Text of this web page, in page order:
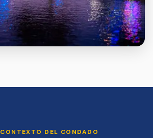
CONTEXTO DEL CONDADO